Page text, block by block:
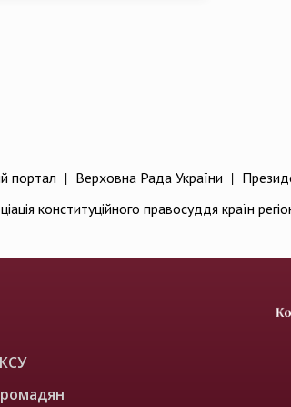
портал | Верховна Рада України |
конституційного правосуддя країн